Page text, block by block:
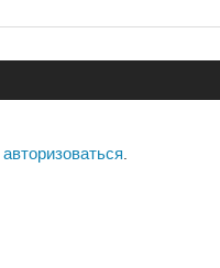
авторизоваться.